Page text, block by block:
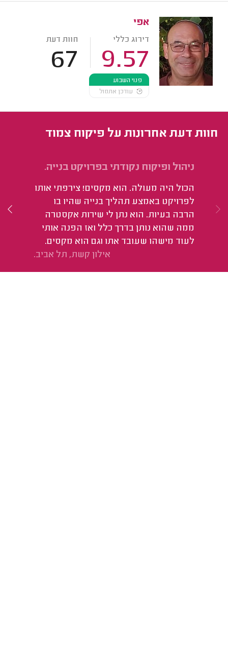
אפי
דירוג כללי
9.57
חוות דעת
67
פנוי השבוע
עודכן אתמול
חוות דעת אחרונות על פיקוח צמוד
ניהול ופיקוח נקודתי בפרויקט בנייה.
הכול היה מעולה. הוא מקסים! צירפתי אותו
לפרויקט באמצע תהליך בנייה שהיו בו
הרבה בעיות. הוא נתן לי שירות אקסטרה
ממה שהוא נותן בדרך כלל ואז הפנה אותי
לעוד מישהו שעובד אתו וגם הוא מקסים.
אילון קשת, תל אביב.